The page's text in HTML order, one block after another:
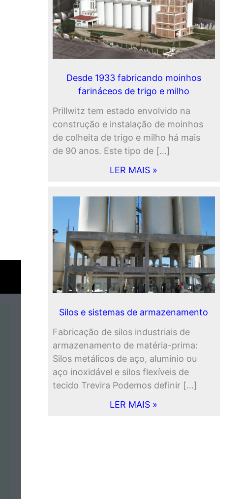
Desde 1933 fabricando moinhos
farináceos de trigo e milho
Prillwitz tem estado envolvido na
construção e instalação de moinhos
de colheita de trigo e milho há mais
de 90 anos. Este tipo de […]
LER MAIS »
Silos e sistemas de armazenamento
Fabricação de silos industriais de
armazenamento de matéria-prima:
Silos metálicos de aço, alumínio ou
aço inoxidável e silos flexíveis de
tecido Trevira Podemos definir […]
LER MAIS »